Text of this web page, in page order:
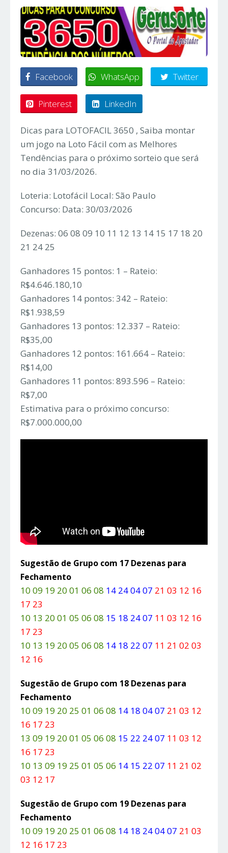
Facebook WhatsApp Twitter
Pinterest LinkedIn
Dicas para LOTOFACIL 3650 , Saiba montar
um jogo na Loto Fácil com as Melhores
Tendências para o próximo sorteio que será
no dia 31/03/2026.
Loteria: Lotofácil Local: São Paulo
Concurso: Data: 30/03/2026
Dezenas: 06 08 09 10 11 12 13 14 15 17 18 20
21 24 25
Ganhadores 15 pontos: 1 – Rateio:
R$4.646.180,10
Ganhadores 14 pontos: 342 – Rateio:
R$1.938,59
Ganhadores 13 pontos: 12.337 – Rateio:
R$35,00
Ganhadores 12 pontos: 161.664 – Rateio:
R$14,00
Ganhadores 11 pontos: 893.596 – Rateio:
R$7,00
Estimativa para o próximo concurso:
R$7.000.000,00
Sugestão de Grupo com 17 Dezenas para
Fechamento
10 09 19 20 01 06 08 14 24 04 07 21 03 12 16
17 23
10 13 20 01 05 06 08 15 18 24 07 11 03 12 16
17 23
10 13 19 20 05 06 08 14 18 22 07 11 21 02 03
12 16
Sugestão de Grupo com 18 Dezenas para
Fechamento
10 09 19 20 25 01 06 08 14 18 04 07 21 03 12
16 17 23
13 09 19 20 01 05 06 08 15 22 24 07 11 03 12
16 17 23
10 13 09 19 25 01 05 06 14 15 22 07 11 21 02
03 12 17
Sugestão de Grupo com 19 Dezenas para
Fechamento
10 09 19 20 25 01 06 08 14 18 24 04 07 21 03
12 16 17 23